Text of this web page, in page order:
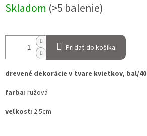
cena:
Skladom (>5 balenie)
Pridať do košíka
drevené dekorácie v tvare kvietkov, bal/40
farba: ružová
veľkosť: 2.5cm